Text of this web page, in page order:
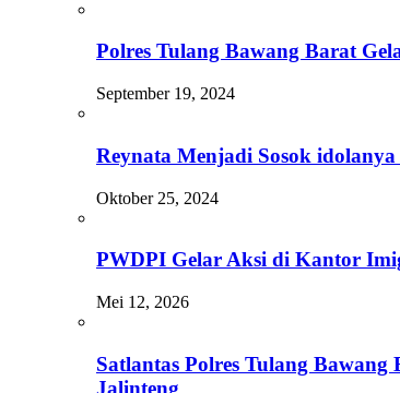
Polres Tulang Bawang Barat
September 19, 2024
Reynata Menjadi Sosok
Oktober 25, 2024
PWDPI Gelar Aksi di Kantor
Mei 12, 2026
Satlantas Polres Tulang
Jalinteng